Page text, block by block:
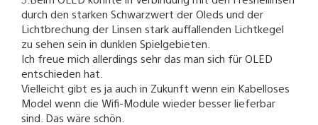
durch den starken Schwarzwert der Oleds und der
Lichtbrechung der Linsen stark auffallenden Lichtkegel
zu sehen sein in dunklen Spielgebieten.
Ich freue mich allerdings sehr das man sich für OLED
entschieden hat.
Vielleicht gibt es ja auch in Zukunft wenn ein Kabelloses
Model wenn die Wifi-Module wieder besser lieferbar
sind. Das wäre schön.